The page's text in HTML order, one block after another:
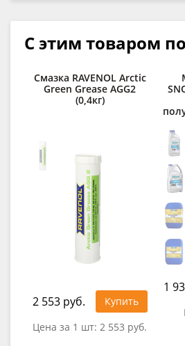
С этим товаром
Смазка RAVENOL Arctic
Green Grease AGG2
(0,4кг)
2 553 руб.
Купить
Цена за 1 шт: 2 553 руб.
1